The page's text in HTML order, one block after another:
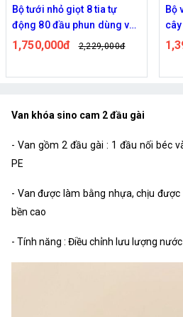
Bộ van hẹn giờ phun tưới
cây tự động Rainpoint
ITV405
1,390,000đ 1,649,000đ
tự
Van khóa sino cam 2 đầu gài
- Van gồm 2 đầu gài : 1 đầu nối béc
PE
- Van được làm bằng nhựa, chịu
bền cao
- Tính năng : Điều chỉnh lưu lượng